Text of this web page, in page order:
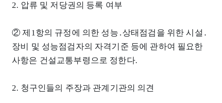
2. 압류 및 저당권의 등록 여부
② 제1항의 규정에 의한 성능․상태점검을 위한 시설․
장비 및 성능점검자의 자격기준 등에 관하여 필요한
사항은 건설교통부령으로 정한다.
2. 청구인들의 주장과 관계기관의 의견